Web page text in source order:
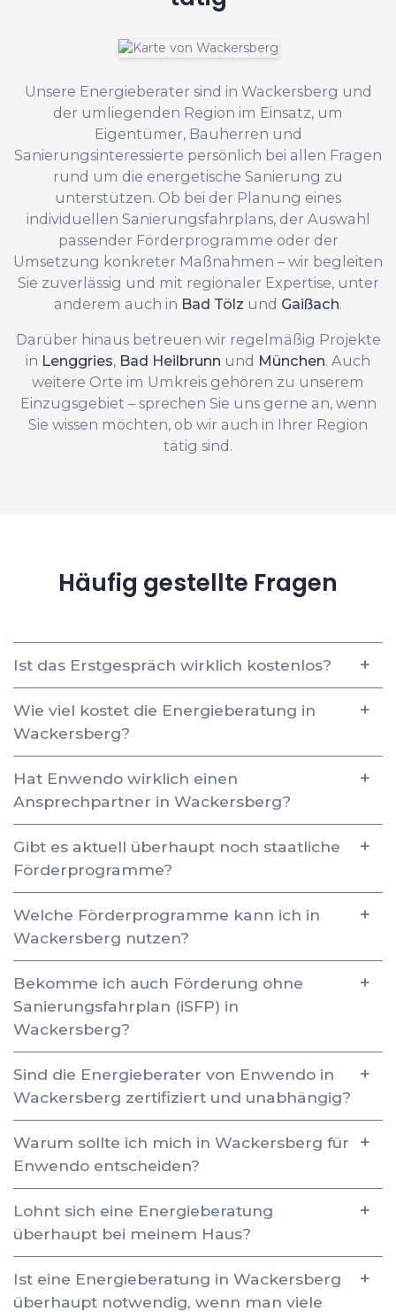
Unsere Energieberater sind in Wackersberg und
der umliegenden Region im Einsatz, um
Eigentümer, Bauherren und
Sanierungsinteressierte persönlich bei allen Fragen
rund um die energetische Sanierung zu
unterstützen. Ob bei der Planung eines
individuellen Sanierungsfahrplans, der Auswahl
passender Förderprogramme oder der
Umsetzung konkreter Maßnahmen – wir begleiten
Sie zuverlässig und mit regionaler Expertise, unter
anderem auch in Bad Tölz und Gaißach.
Darüber hinaus betreuen wir regelmäßig Projekte
in Lenggries, Bad Heilbrunn und München. Auch
weitere Orte im Umkreis gehören zu unserem
Einzugsgebiet – sprechen Sie uns gerne an, wenn
Sie wissen möchten, ob wir auch in Ihrer Region
tätig sind.
Häufig gestellte Fragen
Ist das Erstgespräch wirklich kostenlos?
Wie viel kostet die Energieberatung in
Wackersberg?
Hat Enwendo wirklich einen
Ansprechpartner in Wackersberg?
Gibt es aktuell überhaupt noch staatliche
Förderprogramme?
Welche Förderprogramme kann ich in
Wackersberg nutzen?
Bekomme ich auch Förderung ohne
Sanierungsfahrplan (iSFP) in
Wackersberg?
Sind die Energieberater von Enwendo in
Wackersberg zertifiziert und unabhängig?
Warum sollte ich mich in Wackersberg für
Enwendo entscheiden?
Lohnt sich eine Energieberatung
überhaupt bei meinem Haus?
Ist eine Energieberatung in Wackersberg
überhaupt notwendig, wenn man viele